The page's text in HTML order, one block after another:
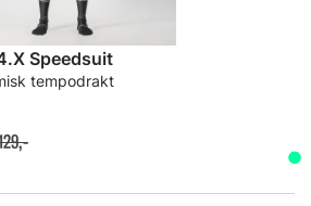
Speedsuit
tempodrakt